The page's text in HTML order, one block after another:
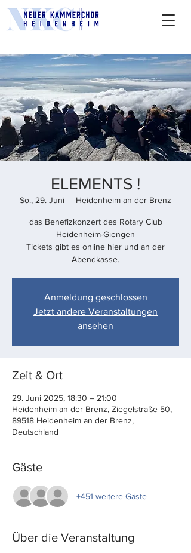
ELEMENTS !
So., 29. Juni
  |
Heidenheim an der Brenz
das Benefizkonzert des Rotary Club
Heidenheim-Giengen
Tickets gibt es online hier und an der
Abendkasse.
Anmeldung geschlossen
Jetzt andere Veranstaltungen
ansehen
Zeit & Ort
29. Juni 2025, 18:30 – 21:00
Heidenheim an der Brenz, Ziegelstraße 50,
89518 Heidenheim an der Brenz,
Deutschland
Gäste
+451 weitere Gäste
Über die Veranstaltung